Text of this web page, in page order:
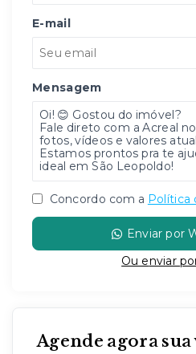
E-mail
Mensagem
Concordo com a Política
Enviar por
Ou enviar
Agende agora